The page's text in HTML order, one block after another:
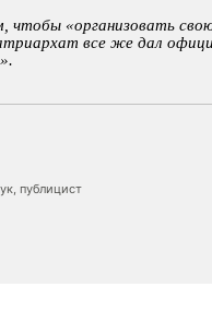
чтобы «организовать
все же дал
публицист